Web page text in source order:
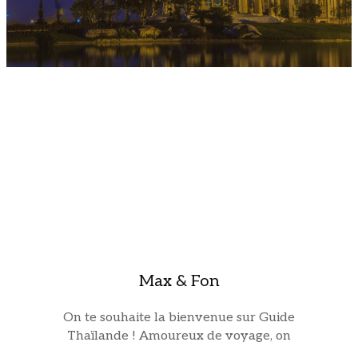
Max & Fon
On te souhaite la bienvenue sur Guide
Thaïlande ! Amoureux de voyage, on